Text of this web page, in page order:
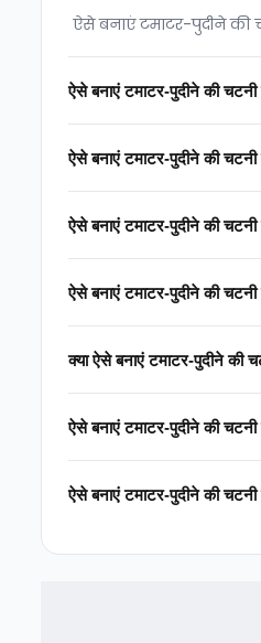
ऐसे बनाएं टमाटर-पुदीने की
ऐसे बनाएं टमाटर-पुदीने की
ऐसे बनाएं टमाटर-पुदीने की
ऐसे बनाएं टमाटर-पुदीने की चटनी
ऐसे बनाएं टमाटर-पुदीने की
क्या ऐसे बनाएं टमाटर-पुदीने की
ऐसे बनाएं टमाटर-पुदीने की
ऐसे बनाएं टमाटर-पुदीने की